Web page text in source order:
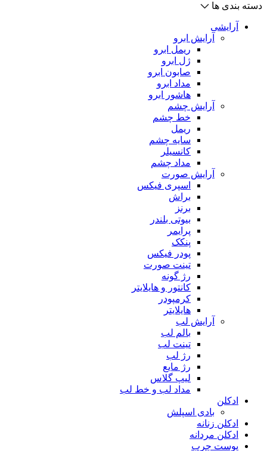
دسته بندی ها
آرایشی
آرایش ابرو
ریمل ابرو
ژل ابرو
صابون ابرو
مداد ابرو
هاشور ابرو
آرایش چشم
خط چشم
ریمل
سایه چشم
کانسیلر
مداد چشم
آرایش صورت
اسپری فیکس
براش
برنز
بیوتی بلندر
پرایمر
پنکک
پودر فیکس
تینت صورت
رژ گونه
کانتور و هایلایتر
کرمپودر
هایلایتر
آرایش لب
بالم لب
تینت لب
رژ لب
رژ مایع
لیپ گلاس
مداد لب و خط لب
ادکلن
بادی اسپلش
ادکلن زنانه
ادکلن مردانه
پوست چرب